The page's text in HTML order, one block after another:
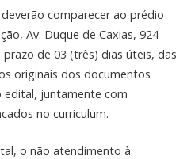
comparecer ao prédio
Av. Duque de Caxias, 924 –
de 03 (três) dias úteis, das
originais dos documentos
edital, juntamente com
no curriculum.
o não atendimento à